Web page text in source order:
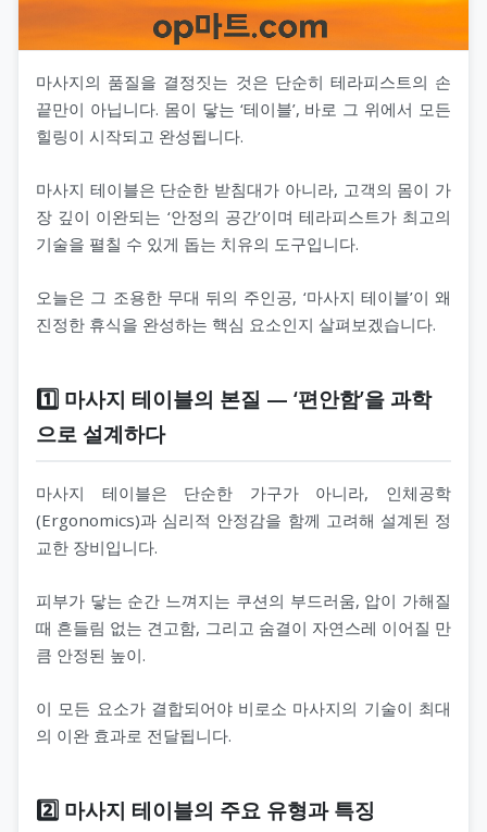
마사지의 품질을 결정짓는 것은 단순히 테라피스트의 손
끝만이 아닙니다. 몸이 닿는 ‘테이블’, 바로 그 위에서 모든
힐링이 시작되고 완성됩니다.
마사지 테이블은 단순한 받침대가 아니라, 고객의 몸이 가
장 깊이 이완되는 ‘안정의 공간’이며 테라피스트가 최고의
기술을 펼칠 수 있게 돕는 치유의 도구입니다.
오늘은 그 조용한 무대 뒤의 주인공, ‘마사지 테이블’이 왜
진정한 휴식을 완성하는 핵심 요소인지 살펴보겠습니다.
1️⃣ 마사지 테이블의 본질 — ‘편안함’을 과학
으로 설계하다
마사지 테이블은 단순한 가구가 아니라, 인체공학
(Ergonomics)과 심리적 안정감을 함께 고려해 설계된 정
교한 장비입니다.
피부가 닿는 순간 느껴지는 쿠션의 부드러움, 압이 가해질
때 흔들림 없는 견고함, 그리고 숨결이 자연스레 이어질 만
큼 안정된 높이.
이 모든 요소가 결합되어야 비로소 마사지의 기술이 최대
의 이완 효과로 전달됩니다.
2️⃣ 마사지 테이블의 주요 유형과 특징